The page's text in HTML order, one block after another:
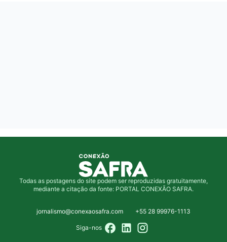
Todas as postagens do site podem ser reproduzidas gratuitamente,
mediante a citação da fonte: PORTAL CONEXÃO SAFRA.
jornalismo@conexaosafra.com +55 28 99976-1113
Siga-nos